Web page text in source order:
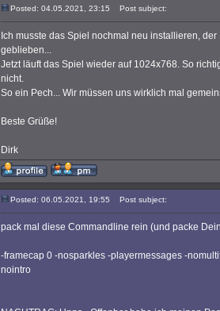
Posted: 04.05.2021, 23:15 Post subject:
Ich musste das Spiel nochmal neu installieren,
geblieben...
Jetzt läuft das Spiel wieder auf 1024x768. So
nicht.
So ein Pech... Wir müssen uns wirklich mal
Beste Grüße!
Dirk
Posted: 06.05.2021, 19:55 Post subject:
pack mal diese Commandline rein (und packe
-framecap 0 -nosparkles -playermessages -
nointro